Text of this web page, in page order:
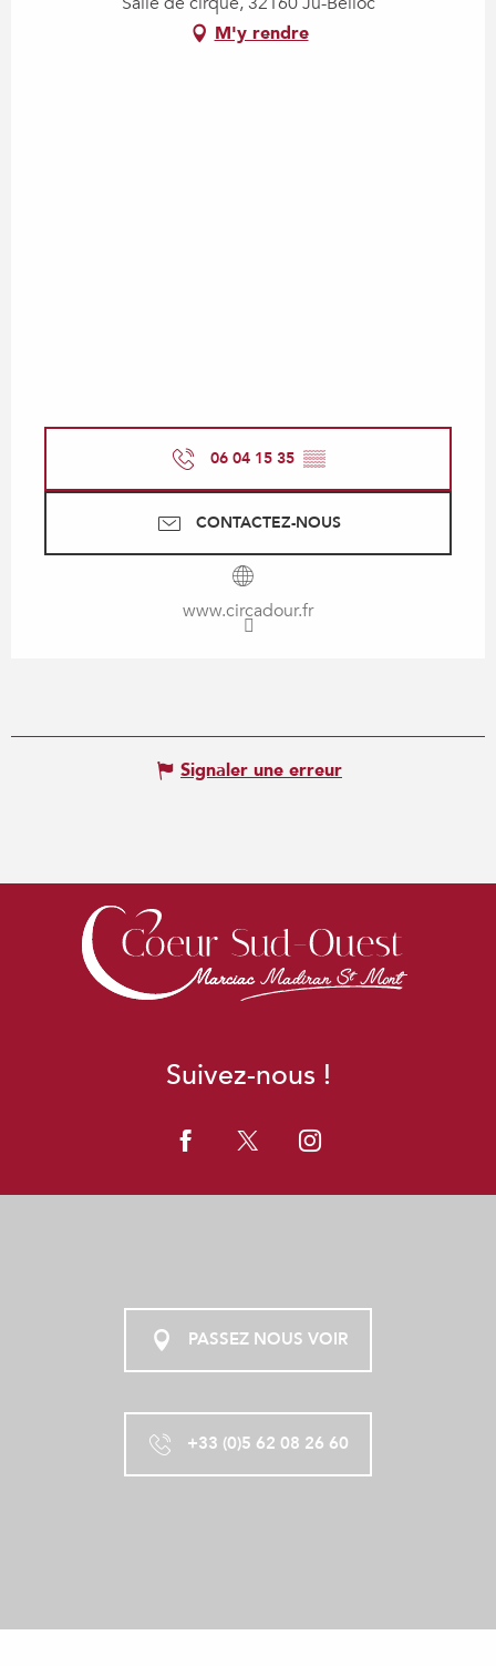
M'y rendre
06 04 15 35 ▒▒
CONTACTEZ-NOUS
www.circadour.fr
Signaler une erreur
Suivez-nous !
PASSEZ NOUS VOIR
+33 (0)5 62 08 26 60